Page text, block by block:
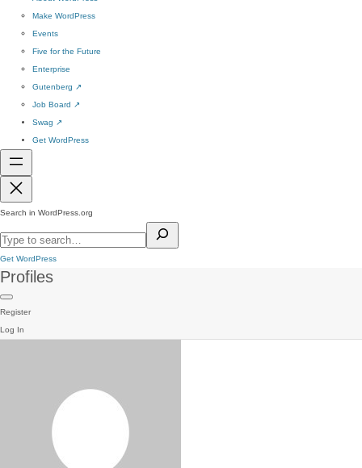
Make WordPress
Events
Five for the Future
Enterprise
Gutenberg ↗
Job Board ↗
Swag ↗
Get WordPress
Search in WordPress.org
Get WordPress
Profiles
Register
Log In